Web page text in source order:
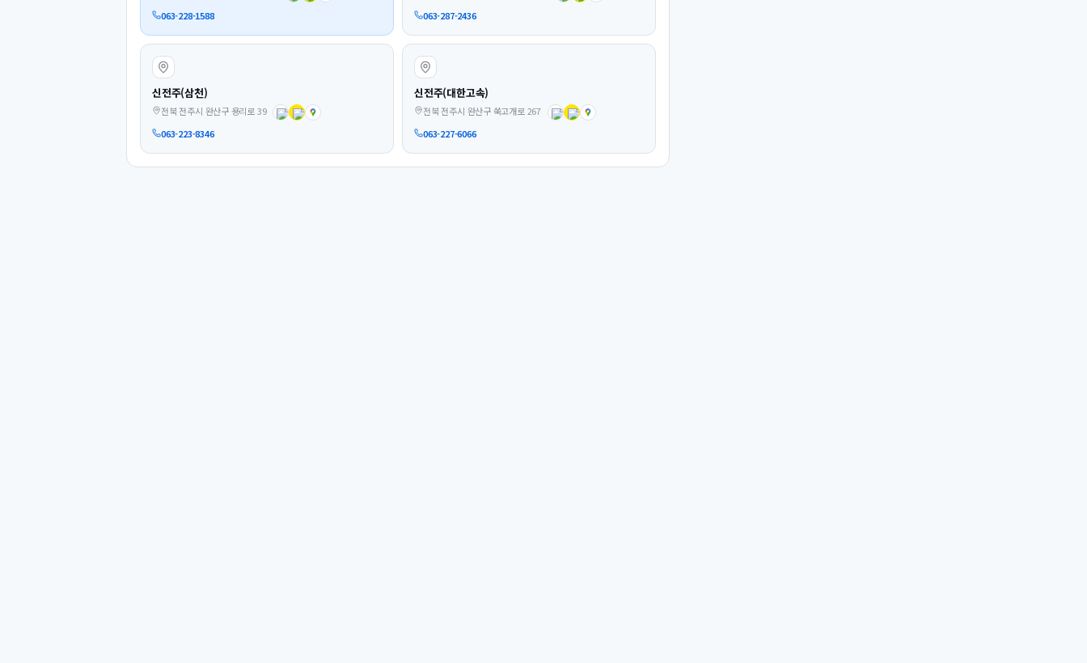
063-228-1588
063-287-2436
신전주(삼천)
전북 전주시 완산구 용리로 39
063-223-8346
신전주(대한고속)
전북 전주시 완산구 쑥고개로 267
063-227-6066